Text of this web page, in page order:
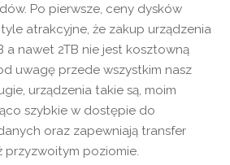
Po pierwsze, ceny dysków
atrakcyjne, że zakup urządzenia
a nawet 2TB nie jest kosztowną
uwagę przede wszystkim nasz
urządzenia takie są, moim
szybkie w dostępie do
oraz zapewniają transfer
przyzwoitym poziomie.